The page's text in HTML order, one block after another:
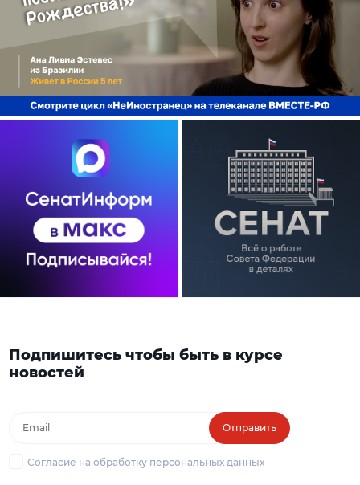
Подпишитесь чтобы быть в курсе
новостей
Отправить
Согласие на обработку персональных данных